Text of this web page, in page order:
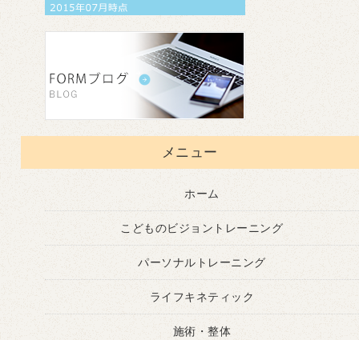
メニュー
ホーム
こどものビジョントレーニング
パーソナルトレーニング
ライフキネティック
施術・整体